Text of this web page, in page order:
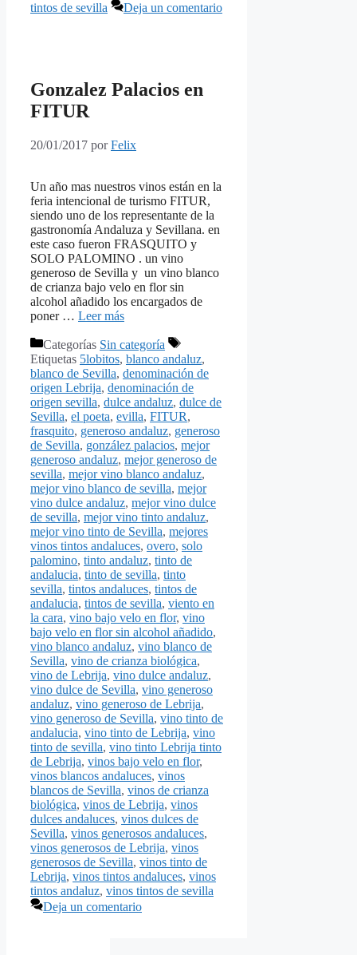
tintos de sevilla
Deja un comentario
Gonzalez Palacios en
FITUR
20/01/2017 porFelix
Un año mas nuestros vinos están en la
feria intencional de turismo FITUR,
siendo uno de los representante de la
gastronomía Andaluza y Sevillana. en
este caso fueron FRASQUITO y
SOLO PALOMINO . un vino
generoso de Sevilla y un vino blanco
de crianza bajo velo en flor sin
alcohol añadido los encargados de
poner … Leer más
Categorías Sin categoría
Etiquetas 5lobitos, blanco andaluz,
blanco de Sevilla, denominación de
origen Lebrija, denominación de
origen sevilla, dulce andaluz, dulce de
Sevilla, el poeta, evilla, FITUR,
frasquito, generoso andaluz, generoso
de Sevilla, gonzález palacios, mejor
generoso andaluz, mejor generoso de
sevilla, mejor vino blanco andaluz,
mejor vino blanco de sevilla, mejor
vino dulce andaluz, mejor vino dulce
de sevilla, mejor vino tinto andaluz,
mejor vino tinto de Sevilla, mejores
vinos tintos andaluces, overo, solo
palomino, tinto andaluz, tinto de
andalucia, tinto de sevilla, tinto
sevilla, tintos andaluces, tintos de
andalucia, tintos de sevilla, viento en
la cara, vino bajo velo en flor, vino
bajo velo en flor sin alcohol añadido,
vino blanco andaluz, vino blanco de
Sevilla, vino de crianza biológica,
vino de Lebrija, vino dulce andaluz,
vino dulce de Sevilla, vino generoso
andaluz, vino generoso de Lebrija,
vino generoso de Sevilla, vino tinto de
andalucia, vino tinto de Lebrija, vino
tinto de sevilla, vino tinto Lebrija tinto
de Lebrija, vinos bajo velo en flor,
vinos blancos andaluces, vinos
blancos de Sevilla, vinos de crianza
biológica, vinos de Lebrija, vinos
dulces andaluces, vinos dulces de
Sevilla, vinos generosos andaluces,
vinos generosos de Lebrija, vinos
generosos de Sevilla, vinos tinto de
Lebrija, vinos tintos andaluces, vinos
tintos andaluz, vinos tintos de sevilla
Deja un comentario